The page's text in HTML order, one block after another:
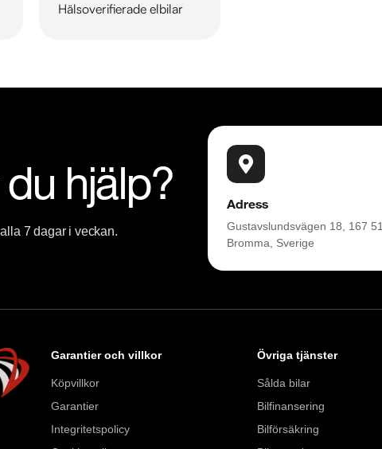
Hälsoverifierade elbilar
hjälp?
7 dagar i veckan.
Adress
Gustavslundsvägen 18, 167 51
Bromma, Sverige
Garantier och villkor
Köpvillkor
Garantier
Integritetspolicy
Övriga tjänster
Sålda bilar
Bilfinansering
Bilförsäkring